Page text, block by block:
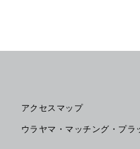
アクセスマップ
ウラヤマ・マッチング・プラ